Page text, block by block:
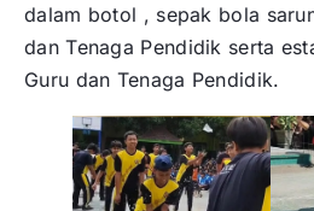
dalam botol , sepak bola
dan Tenaga Pendidik serta
Guru dan Tenaga Pendidik.